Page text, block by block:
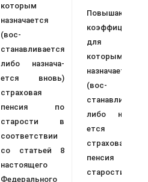
которым
назначается
(вос­
станавливается
либо назнача­
ется вновь)
страховая
пенсия по
старости в
соответствии
со ста­тьей 8
настоящего
Федерально­го
Повышающий
коэффициент
для
которым
назначается
(вос­
либо
ется
страховая
пенсия
старости